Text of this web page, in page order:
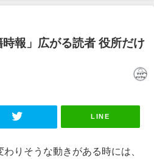
報」広がる読者 役所だけ
LINE
りそうな動きがある時には、